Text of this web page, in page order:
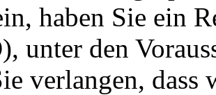
haben Sie ein
unter den
verlangen, dass